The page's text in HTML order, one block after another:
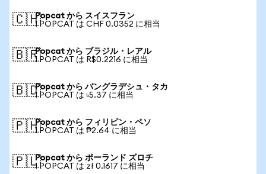
🇨🇭Popcat から スイスフラン
1 POPCAT は CHF 0.0352 に相当
🇧🇷Popcat から ブラジル・レアル
1 POPCAT は R$0.2216 に相当
🇧🇩Popcat から バングラデシュ・タカ
1 POPCAT は ৳5.37 に相当
🇵🇭Popcat から フィリピン・ペソ
1 POPCAT は ₱2.64 に相当
🇵🇱Popcat から ポーランド ズロチ
1 POPCAT は zł 0.1617 に相当